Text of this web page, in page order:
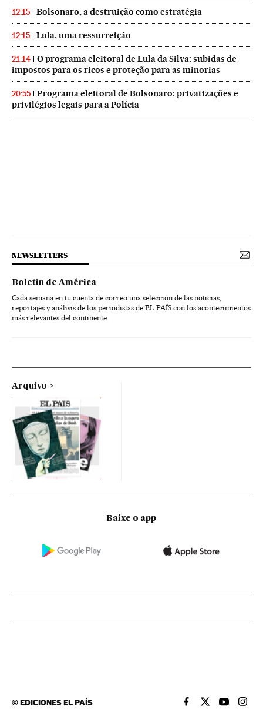
12:15 Bolsonaro, a destruição como estratégia
12:15 Lula, uma ressurreição
21:14
O programa eleitoral de Lula da Silva: subidas de
impostos para os ricos e proteção para as minorias
20:55
Programa eleitoral de Bolsonaro: privatizações e
privilégios legais para a Polícia
NEWSLETTERS
Boletín de América
Cada semana en tu cuenta de correo una selección de las noticias,
reportajes y análisis de los periodistas de EL PAÍS con los acontecimientos
más relevantes del continente.
Arquivo
Baixe o app
©EDICIONES EL PAÍS EL PAÍS BRASIL EN
EL PAÍSEL PAÍS
EL